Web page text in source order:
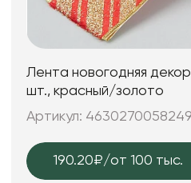
Лента новогодняя
шт., красный/золото
Артикул: 4630270058249
190.20₽/от 100 тыс.